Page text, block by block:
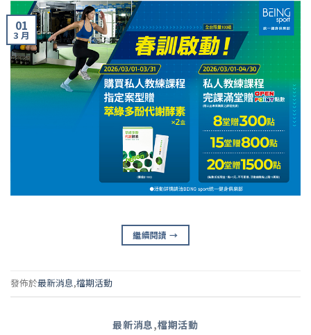
01
3 月
繼續閱讀→
發佈於最新消息,檔期活動
最新消息,檔期活動